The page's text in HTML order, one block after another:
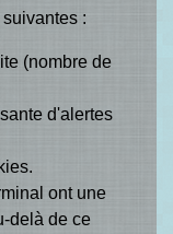
:
(nombre de
d'alertes
ont une
delà de ce